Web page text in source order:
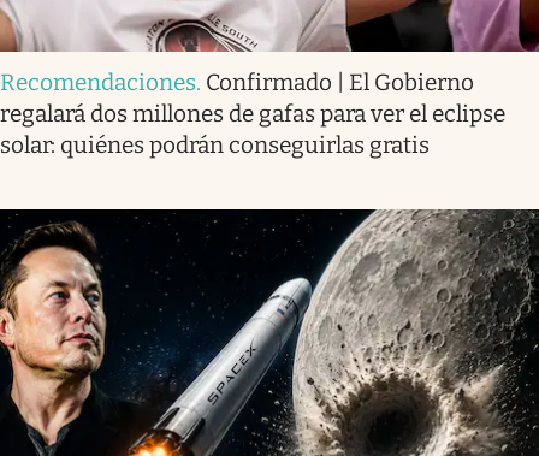
Recomendaciones. Confirmado | El Gobierno
regalará dos millones de gafas para ver el eclipse
solar: quiénes podrán conseguirlas gratis